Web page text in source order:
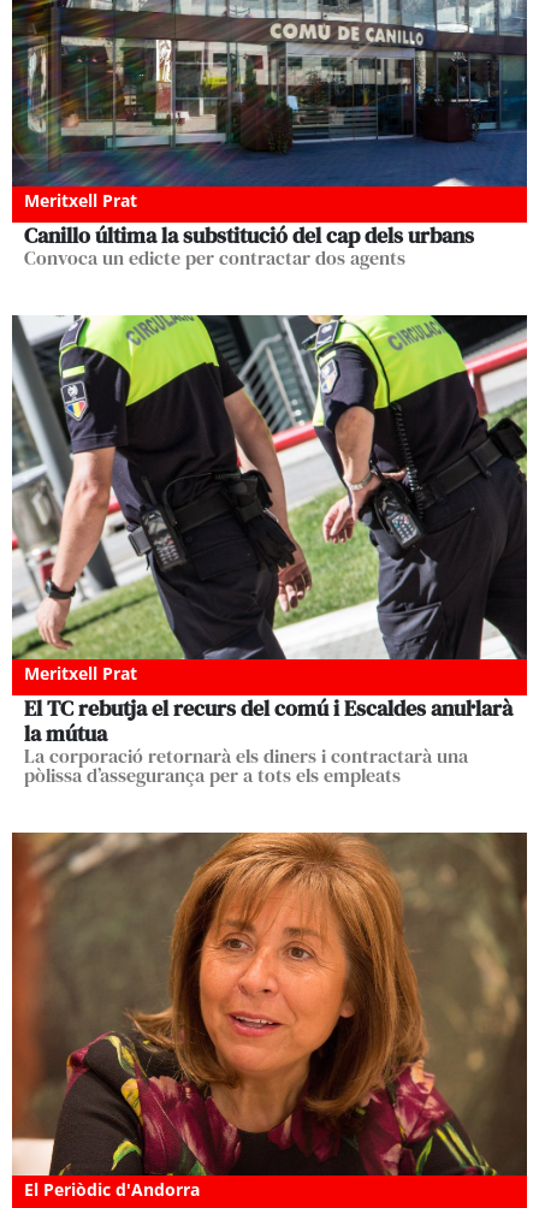
Meritxell Prat
Canillo última la substitució del cap dels urbans
Convoca un edicte per contractar dos agents
Meritxell Prat
El TC rebutja el recurs del comú i Escaldes anul·larà
la mútua
La corporació retornarà els diners i contractarà una
pòlissa d’assegurança per a tots els empleats
El Periòdic d'Andorra